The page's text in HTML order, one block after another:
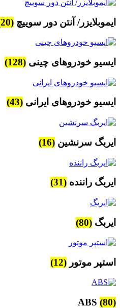
ایموبلایزر/ آنتن دور سوییچ (20)
ایسیو خودروهای چینی (128)
ایسیو خودروهای ایرانی (43)
ایربگ سرنشین (16)
ایربگ راننده (31)
ایربگ (80)
استپر موتور (12)
ABS (80)